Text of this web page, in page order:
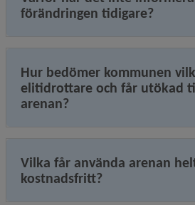
förändringen tidigare?
Hur bedömer kommunen
elitidrottare och får utökad
arenan?
Vilka får använda arenan
kostnadsfritt?